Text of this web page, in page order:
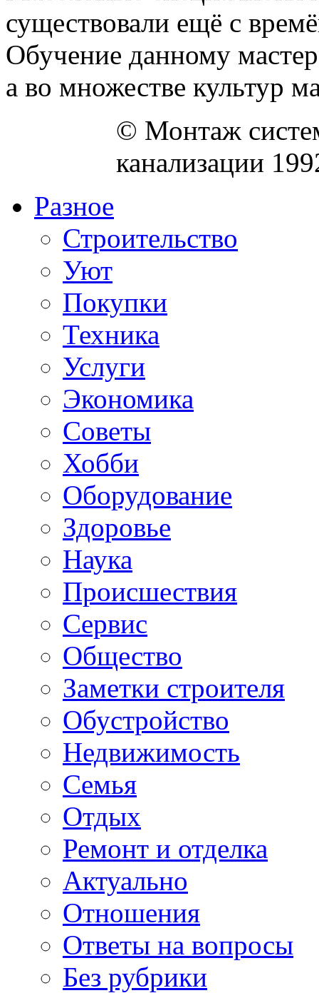
существовали ещё с
Обучение данному
а во множестве культур
© Монтаж
канализации
Разное
Строительство
Уют
Покупки
Техника
Услуги
Экономика
Советы
Хобби
Oборудование
Здоровье
Наука
Происшествия
Сервис
Общество
Заметки строителя
Обустройство
Недвижимость
Семья
Отдых
Ремонт и отделка
Актуально
Отношения
Ответы на вопросы
Без рубрики